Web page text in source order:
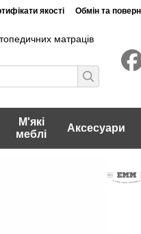
якості Обмін та
матраців
М'які
меблі
Аксесуари